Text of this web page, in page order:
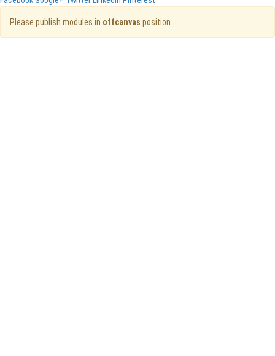
Please publish modules in offcanvas position.